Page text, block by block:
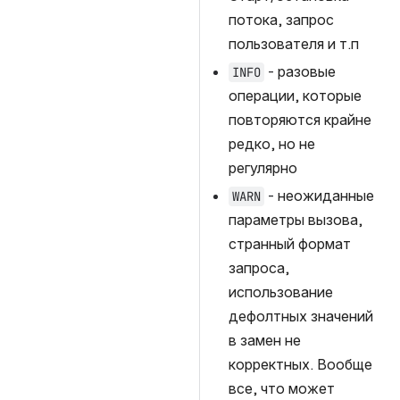
потока, запрос
пользователя и т.п
INFO - разовые
операции, которые
повторяются крайне
редко, но не
регулярно
WARN - неожиданные
параметры вызова,
странный формат
запроса,
использование
дефолтных значений
в замен не
корректных. Вообще
все, что может